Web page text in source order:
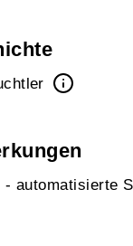
automatisierte